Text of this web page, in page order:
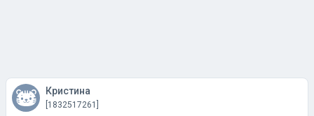
Кристина
[1832517261]